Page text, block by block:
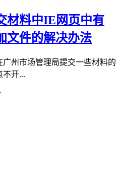
材料中IE网页中有
文件的解决办法
州市场管理局提交一些材料的
不开...